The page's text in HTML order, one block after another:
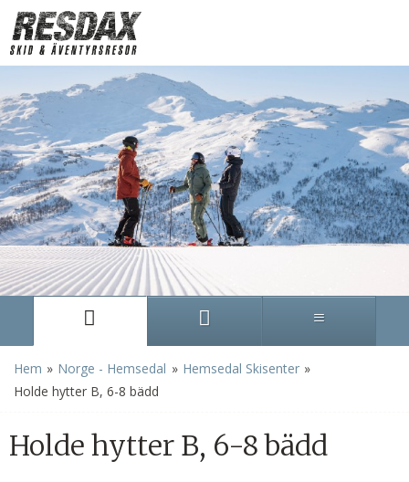
Hem » Norge - Hemsedal » Hemsedal Skisenter »
Holde hytter B, 6-8 bädd
Holde hytter B, 6-8 bädd